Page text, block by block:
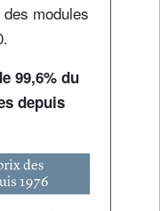
modules
99,6% du
depuis